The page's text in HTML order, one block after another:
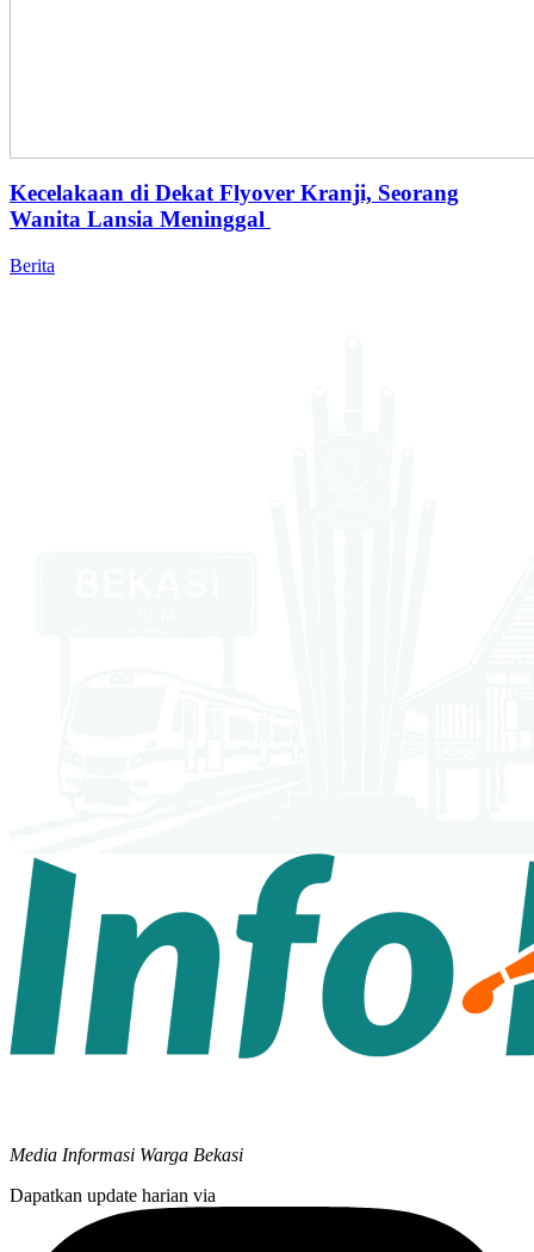
Kecelakaan di Dekat Flyover Kranji, Seorang
Wanita Lansia Meninggal
Berita
Media Informasi Warga Bekasi
Dapatkan update harian via